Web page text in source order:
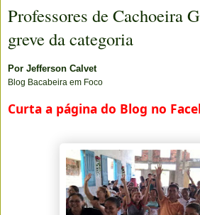
Professores de Cachoeira
greve da categoria
Por Jefferson Calvet
Blog Bacabeira em Foco
Curta a página do Blog no